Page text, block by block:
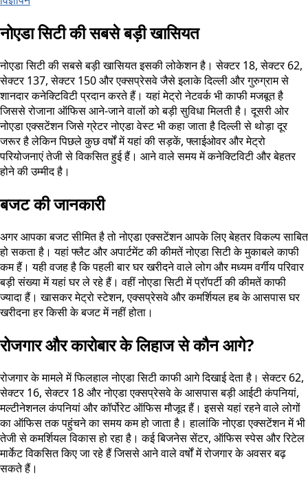
नोएडा सिटी की सबसे बड़ी खासियत
नोएडा सिटी की सबसे बड़ी खासियत इसकी लोकेशन है। सेक्टर 18, सेक्टर 62,
सेक्टर 137, सेक्टर 150 और एक्सप्रेसवे जैसे इलाके दिल्ली और गुरुग्राम से
शानदार कनेक्टिविटी प्रदान करते हैं। यहां मेट्रो नेटवर्क भी काफी मजबूत है
जिससे रोजाना ऑफिस आने-जाने वालों को बड़ी सुविधा मिलती है। दूसरी ओर
नोएडा एक्सटेंशन जिसे ग्रेटर नोएडा वेस्ट भी कहा जाता है दिल्ली से थोड़ा दूर
जरूर है लेकिन पिछले कुछ वर्षों में यहां की सड़कें, फ्लाईओवर और मेट्रो
परियोजनाएं तेजी से विकसित हुई हैं। आने वाले समय में कनेक्टिविटी और बेहतर
होने की उम्मीद है।
बजट की जानकारी
अगर आपका बजट सीमित है तो नोएडा एक्सटेंशन आपके लिए बेहतर विकल्प साबित
हो सकता है। यहां फ्लैट और अपार्टमेंट की कीमतें नोएडा सिटी के मुकाबले काफी
कम हैं। यही वजह है कि पहली बार घर खरीदने वाले लोग और मध्यम वर्गीय परिवार
बड़ी संख्या में यहां घर ले रहे हैं। वहीं नोएडा सिटी में प्रॉपर्टी की कीमतें काफी
ज्यादा हैं। खासकर मेट्रो स्टेशन, एक्सप्रेसवे और कमर्शियल हब के आसपास घर
खरीदना हर किसी के बजट में नहीं होता।
रोजगार और कारोबार के लिहाज से कौन आगे?
रोजगार के मामले में फिलहाल नोएडा सिटी काफी आगे दिखाई देता है। सेक्टर 62,
सेक्टर 16, सेक्टर 18 और नोएडा एक्सप्रेसवे के आसपास बड़ी आईटी कंपनियां,
मल्टीनेशनल कंपनियां और कॉर्पोरेट ऑफिस मौजूद हैं। इससे यहां रहने वाले लोगों
का ऑफिस तक पहुंचने का समय कम हो जाता है। हालांकि नोएडा एक्सटेंशन में भी
तेजी से कमर्शियल विकास हो रहा है। कई बिजनेस सेंटर, ऑफिस स्पेस और रिटेल
मार्केट विकसित किए जा रहे हैं जिससे आने वाले वर्षों में रोजगार के अवसर बढ़
सकते हैं।